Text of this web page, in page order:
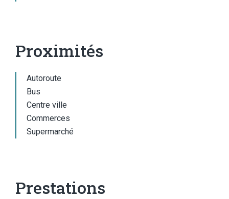
Proximités
Autoroute
Bus
Centre ville
Commerces
Supermarché
Prestations